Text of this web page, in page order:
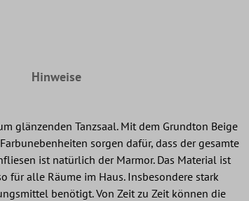
Hinweise
glänzenden Tanzsaal. Mit dem Grundton Beige
sorgen dafür, dass der gesamte
ist natürlich der Marmor. Das Material ist
für alle Räume im Haus. Insbesondere stark
benötigt. Von Zeit zu Zeit können die